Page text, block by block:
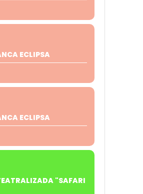
ECLIPSA
ECLIPSA
"SAFARI